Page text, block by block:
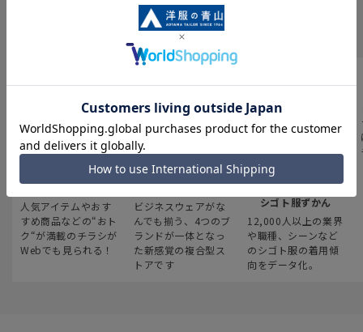
INFORMATION
最新のお買い得情報
人気アイテムやおす
すめ商品などの“おト
ク“が満載のチラシが
Webでも見られる！
スーツスクエア
ビジネスウェアがな
んでも揃う、4つのブ
ランドが一体となっ
た新感覚の複合型ス
トアです
みんなの
シゴト服ずかん
12,000人以上の業界
や職種、シーンなど
のシゴト服の着用傾
向をデータ化。